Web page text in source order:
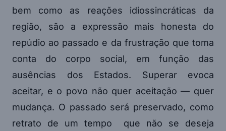
bem como as reações idiossincráticas da
região, são a expressão mais honesta do
repúdio ao passado e da frustração que toma
conta do corpo social, em função das
ausências dos Estados. Superar evoca
aceitar, e o povo não quer aceitação — quer
mudança. O passado será preservado, como
retrato de um tempo que não se deseja